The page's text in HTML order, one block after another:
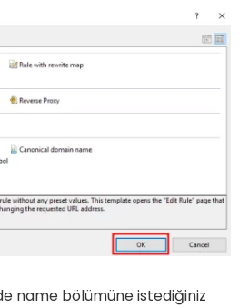
name bölümüne istediğiniz